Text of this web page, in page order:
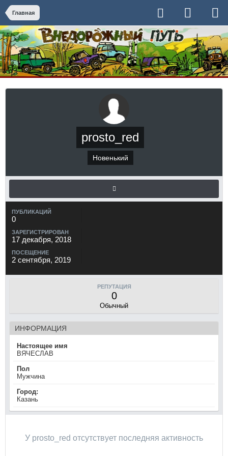
Главная
prosto_red
Новенький
ПУБЛИКАЦИЙ
0
ЗАРЕГИСТРИРОВАН
17 декабря, 2018
ПОСЕЩЕНИЕ
2 сентября, 2019
РЕПУТАЦИЯ
0
Обычный
ИНФОРМАЦИЯ
Настоящее имя
ВЯЧЕСЛАВ
Пол
Мужчина
Город:
Казань
У prosto_red отсутствует последняя активность